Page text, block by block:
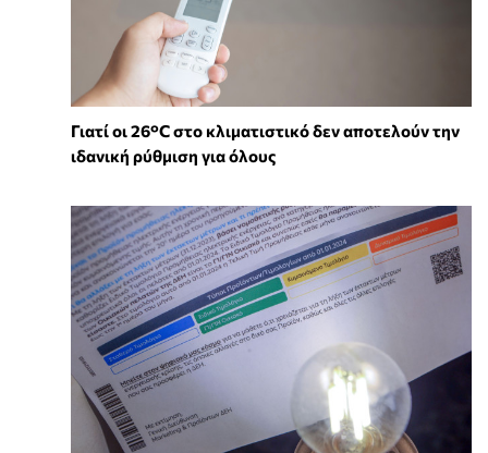
Γιατί οι 26°C στο κλιματιστικό δεν αποτελούν την
ιδανική ρύθμιση για όλους